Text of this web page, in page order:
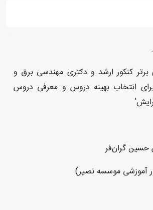
برتر کنکور ارشد و دکتری مهندسی برق و
انتخاب بهینه دروس و معرفی دروس
گران‌فر
آموزشی موسسه نصیر)